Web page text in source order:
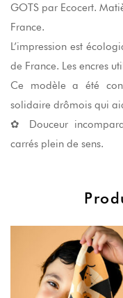
GOTS par Ecocert.
France.
L’impression est
de France. Les encres
Ce modèle a été
solidaire drômois qui
✿ Douceur
carrés plein de sens.